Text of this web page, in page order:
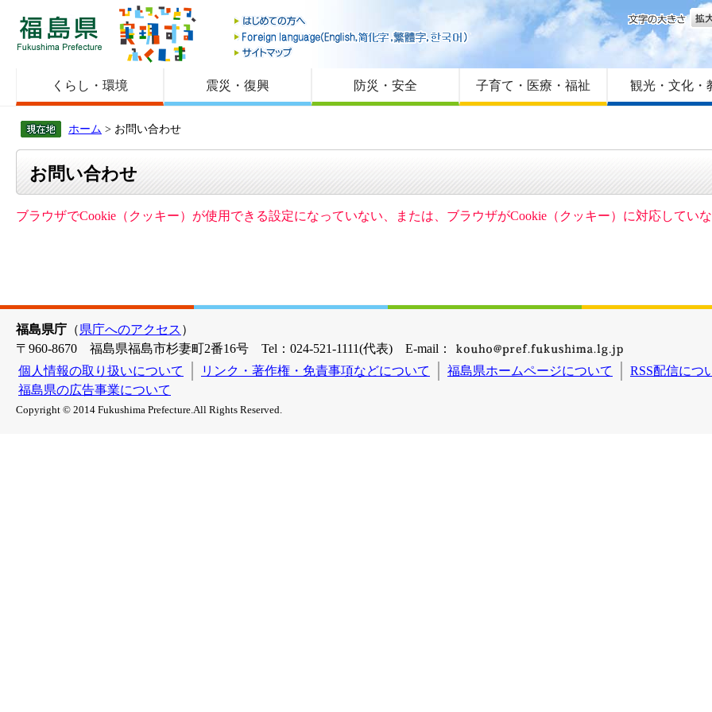
福島県
はじめての方へ
Foreign language
サイトマップ
文字
くらし・環境 震災・復興 防災・安全 子育て・医療・福祉 観光・文化・
ホーム > お問い合わせ
お問い合わせ
ブラウザでCookie（クッキー）が使用できる設定になっていない、または、ブラウザがCookie（クッキー）に対応してい
福島県庁 （県庁へのアクセス ）
〒960-8670 福島県福島市杉妻町2番16号 Tel：024-521-1111(代表) E-mail：
個人情報の取り扱いについて
リンク・著作権・免責事項などについて 福島県ホームページについて
RSS配信につ
福島県の広告事業について
Copyright © 2014 Fukushima Prefecture.All Rights Reserved.